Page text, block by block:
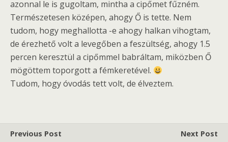
azonnal le is gugoltam, mintha a cipőmet fűzném.
Természetesen középen, ahogy Ő is tette. Nem
tudom, hogy meghallotta -e ahogy halkan vihogtam,
de érezhető volt a levegőben a feszültség, ahogy 1.5
percen keresztül a cipőmmel babráltam, miközben Ő
mögöttem toporgott a fémkeretével.
Tudom, hogy óvodás tett volt, de élveztem.
Previous Post Next Post